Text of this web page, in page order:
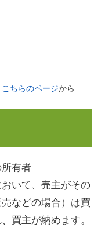
こちらのページから
有者
いて、売主がその
などの場合）は買
買主が納めます。